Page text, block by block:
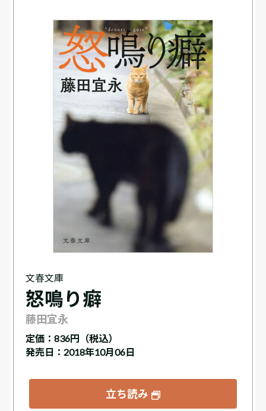
文春文庫
怒鳴り癖
藤田宜永
定価： 836円（税込）
発売日：2018年10月06日
立ち読み